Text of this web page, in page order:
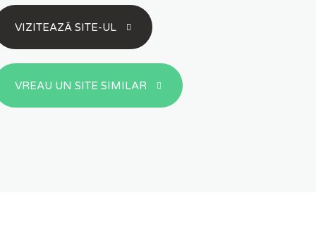
VIZITEAZĂ SITE-UL
VREAU UN SITE SIMILAR